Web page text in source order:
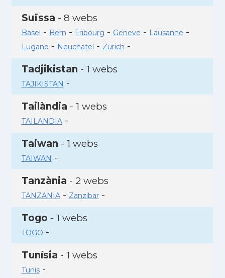
Suïssa - 8 webs
Basel - Bern - Fribourg - Geneve - Lausanne -
Lugano - Neuchatel - Zurich -
Tadjikistan - 1 webs
TAJIKISTAN -
Tailàndia - 1 webs
TAILANDIA-
Taiwan - 1 webs
TAIWAN -
Tanzània - 2 webs
TANZANIA- Zanzibar-
Togo - 1 webs
TOGO -
Tunísia - 1 webs
Tunis-